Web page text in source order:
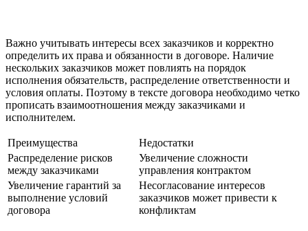
Важно учитывать интересы всех заказчиков и корректно
определить их права и обязанности в договоре. Наличие
нескольких заказчиков может повлиять на порядок
исполнения обязательств, распределение ответственности и
условия оплаты. Поэтому в тексте договора необходимо четко
прописать взаимоотношения между заказчиками и
исполнителем.
Преимущества
Недостатки
Распределение рисков
между заказчиками
Увеличение сложности
управления контрактом
Увеличение гарантий за
выполнение условий
договора
Несогласование интересов
заказчиков может привести к
конфликтам